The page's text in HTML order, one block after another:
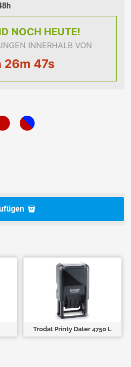
NOCH HEUTE!
INNERHALB VON
26m 46s
Trodat Printy Dater 4750 L